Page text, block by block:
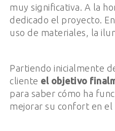
muy significativa. A la
dedicado el proyecto.
uso de materiales, la
Partiendo inicialmente
cliente el objetivo
para saber cómo ha
mejorar su confort en el